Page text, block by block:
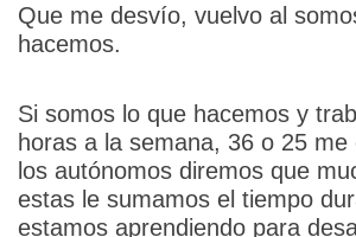
Que me desvío, vuelvo al
hacemos.
Si somos lo que hacemos y
horas a la semana, 36 o 25 me
los autónomos diremos que
estas le sumamos el tiempo
estamos aprendiendo para